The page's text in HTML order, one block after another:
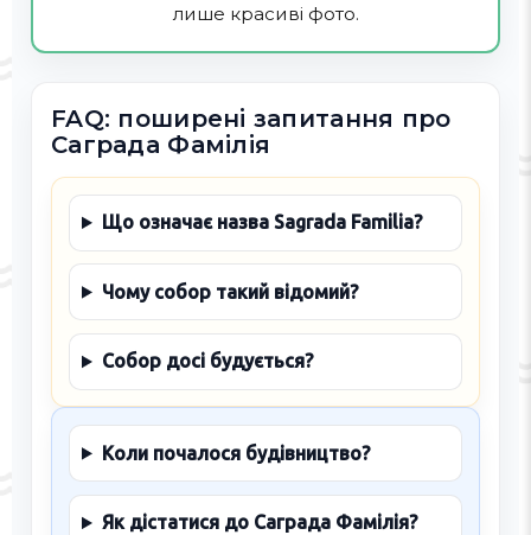
лише красиві фото.
FAQ: поширені запитання про
Саграда Фамілія
Що означає назва Sagrada Familia?
Чому собор такий відомий?
Собор досі будується?
Коли почалося будівництво?
Як дістатися до Саграда Фамілія?